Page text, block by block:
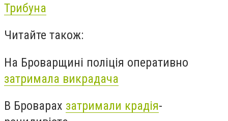
Трибуна
Читайте також:
На Броварщині поліція оперативно
затримала викрадача
В Броварах затримали крадія-